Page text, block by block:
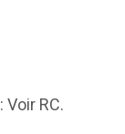
RC.